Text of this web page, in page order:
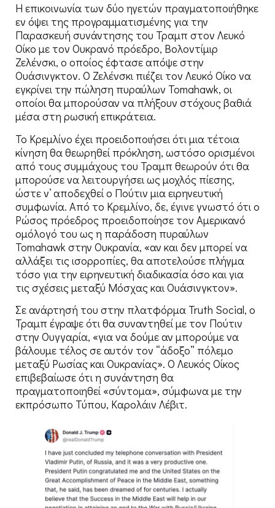
Η επικοινωνία των δύο ηγετών πραγματοποιήθηκε
εν όψει της προγραμματισμένης για την
Παρασκευή συνάντησης του Τραμπ στον Λευκό
Οίκο με τον Ουκρανό πρόεδρο, Βολοντίμιρ
Ζελένσκι, ο οποίος έφτασε απόψε στην
Ουάσινγκτον. Ο Ζελένσκι πιέζει τον Λευκό Οίκο να
εγκρίνει την πώληση πυραύλων Tomahawk, οι
οποίοι θα μπορούσαν να πλήξουν στόχους βαθιά
μέσα στη ρωσική επικράτεια.
Το Κρεμλίνο έχει προειδοποιήσει ότι μια τέτοια
κίνηση θα θεωρηθεί πρόκληση, ωστόσο ορισμένοι
από τους συμμάχους του Τραμπ θεωρούν ότι θα
μπορούσε να λειτουργήσει ως μοχλός πίεσης,
ώστε ν’ αποδεχθεί ο Πούτιν μια ειρηνευτική
συμφωνία. Από το Κρεμλίνο, δε, έγινε γνωστό ότι ο
Ρώσος πρόεδρος προειδοποίησε τον Αμερικανό
ομόλογό του ως η παράδοση πυραύλων
Tomahawk στην Ουκρανία, «αν και δεν μπορεί να
αλλάξει τις ισορροπίες, θα αποτελούσε πλήγμα
τόσο για την ειρηνευτική διαδικασία όσο και για
τις σχέσεις μεταξύ Μόσχας και Ουάσινγκτον».
Σε ανάρτησή του στην πλατφόρμα Truth Social, ο
Τραμπ έγραψε ότι θα συναντηθεί με τον Πούτιν
στην Ουγγαρία, «για να δούμε αν μπορούμε να
βάλουμε τέλος σε αυτόν τον “άδοξο” πόλεμο
μεταξύ Ρωσίας και Ουκρανίας». Ο Λευκός Οίκος
επιβεβαίωσε ότι η συνάντηση θα
πραγματοποιηθεί «σύντομα», σύμφωνα με την
εκπρόσωπο Τύπου, Καρολάιν Λέβιτ.